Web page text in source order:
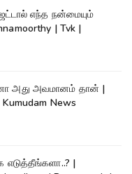
எந்த நன்மையும்
| Tvk |
அது அவமானம் தான் |
News
|